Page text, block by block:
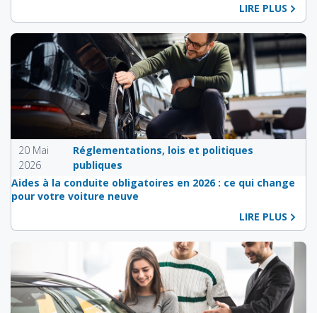
LIRE PLUS
20 Mai
2026
Réglementations, lois et politiques
publiques
Aides à la conduite obligatoires en 2026 : ce qui change
pour votre voiture neuve
LIRE PLUS